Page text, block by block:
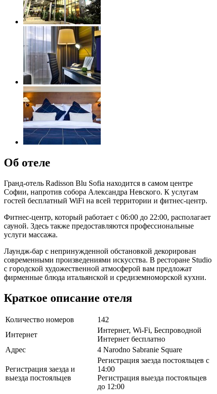
Об отеле
Гранд-отель Radisson Blu Sofia находится в самом центре
Софии, напротив собора Александра Невского. К услугам
гостей бесплатный WiFi на всей территории и фитнес-центр.
Фитнес-центр, который работает с 06:00 до 22:00, располагает
сауной. Здесь также предоставляются профессиональные
услуги массажа.
Лаундж-бар с непринужденной обстановкой декорирован
современными произведениями искусства. В ресторане Studio
с городской художественной атмосферой вам предложат
фирменные блюда итальянской и средиземноморской кухни.
Краткое описание отеля
Количество номеров
142
Интернет
Интернет, Wi-Fi, Беспроводной
Интернет бесплатно
Адрес
4 Narodno Sabranie Square
Регистрация заезда и
выезда постояльцев
Регистрация заезда постояльцев с
14:00
Регистрация выезда постояльцев
до 12:00